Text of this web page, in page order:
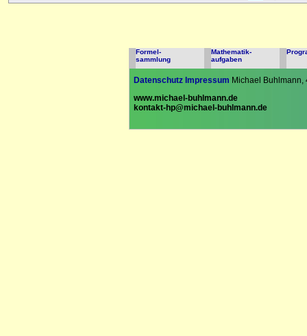
Formel-
sammlung
Mathematik-
aufgaben
Datenschutz Impressum Michael
www.michael-buhlmann.de
kontakt-hp@michael-buhlmann.de